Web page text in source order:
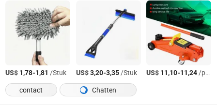
US$ 1,78-1,81 /Stuk US$3,20-3,35/Stuk US$ 11,10-11,24/packs
contact
Chatten